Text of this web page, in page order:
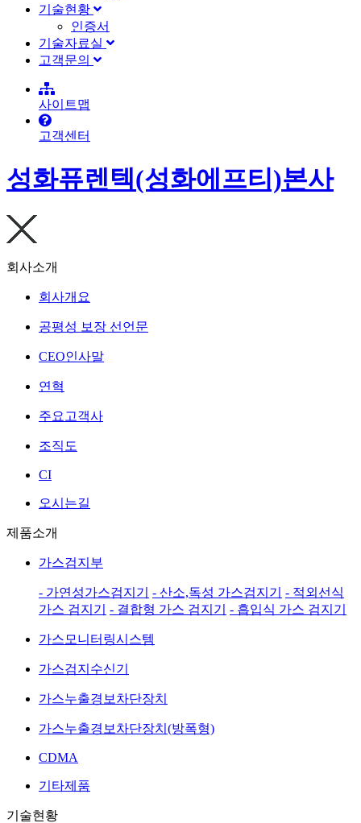
기술현황
인증서
기술자료실
고객문의
사이트맵
고객센터
성화퓨렌텍(성화에프티)본사
회사소개
회사개요
공평성 보장 선언문
CEO인사말
연혁
주요고객사
조직도
CI
오시는길
제품소개
가스검지부
- 가연성가스검지기 - 산소,독성 가스검지기
- 적외선식
가스 검지기
- 결합형 가스 검지기 - 흡입식 가스 검지기
가스모니터링시스템
가스검지수신기
가스누출경보차단장치
가스누출경보차단장치(방폭형)
CDMA
기타제품
기술현황